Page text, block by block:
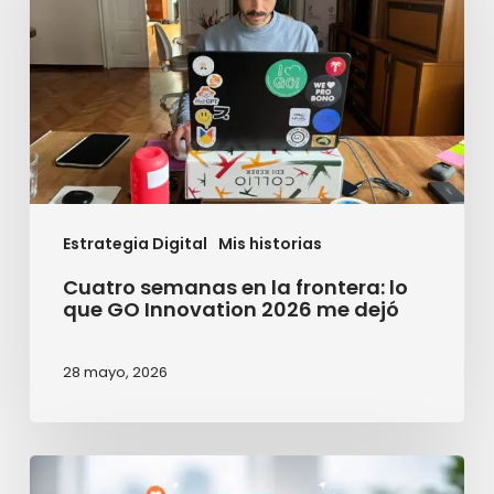
Estrategia Digital Mis historias
la
frontera:
que
GO
Innovation
2026
dejó
Cuatro semanas en la frontera: lo
que GO Innovation 2026 me dejó
28 mayo, 2026